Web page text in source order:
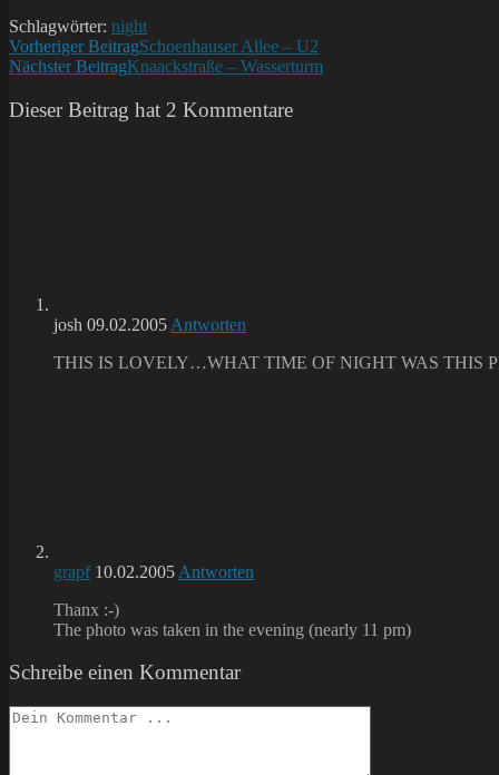
Schlagwörter: night
Weitere
Artikel
ansehen
Vorheriger BeitragSchoenhauser Allee – U2
Nächster BeitragKnaackstraße – Wasserturm
Dieser Beitrag hat 2 Kommentare
josh 09.02.2005 Antworten
THIS IS LOVELY…WHAT TIME OF NIGHT WAS THIS
grapf 10.02.2005 Antworten
Thanx :-)
The photo was taken in the evening (nearly 11 pm)
Schreibe einen Kommentar
Kommentieren